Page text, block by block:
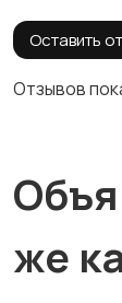
Оставить
Отзывов
же